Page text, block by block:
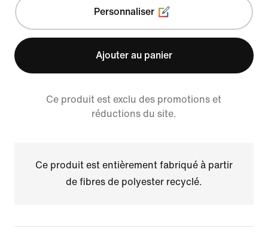
Personnaliser
Ajouter au panier
Ce produit est exclu des promotions et
réductions du site.
Ce produit est entièrement fabriqué à partir
de fibres de polyester recyclé.